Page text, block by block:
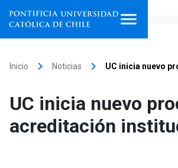
Facultades, escuelas e
institutos
Inicio keyboard_arrow_right Noticias keyboard_arrow_right UC inicia nuevo
UC inicia nuevo
acreditación